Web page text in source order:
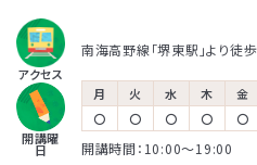
児童発
放課後等デ
アクセス
南海高野線「堺東駅」より徒
開講曜
日
月 火 水 木 金
〇
〇 〇 〇 〇
開講時間：10:00〜19:00
サポートします。
ログラムです。
地下鉄四つ橋線「北加賀屋駅」より徒歩2分
LITALICOジュニア
平野教室
地下鉄谷町線「平野駅」より徒歩3分
あびこ教室
地下鉄御堂筋線「あびこ駅」より徒歩1分
LITALICOジュニア
おおとり教室